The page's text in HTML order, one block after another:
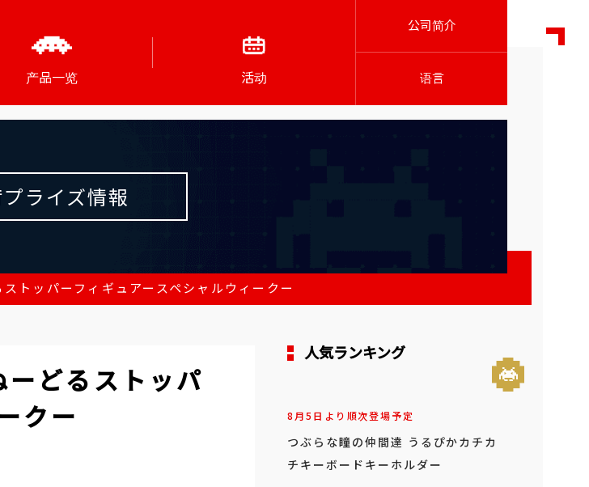
产品一览 活动
公司简介
语言
ライズ情報
トッパーフィギュアースペシャルウィークー
どるストッパ
クー
人気ランキング
8月5日より順次登場予定
つぶらな瞳の仲間達 うるぴかカチカ
チキーボードキーホルダー